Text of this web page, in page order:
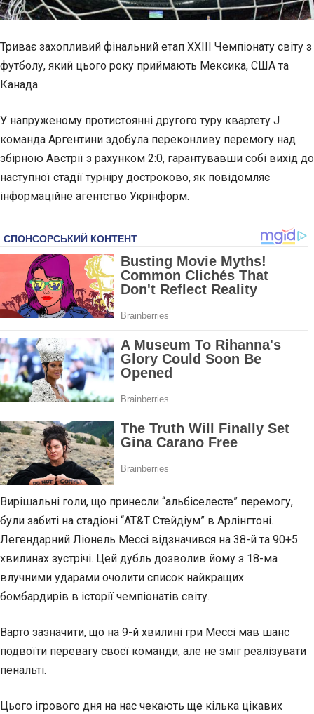
Триває захопливий фінальний етап XXIII Чемпіонату світу з
футболу, який цього року приймають Мексика, США та
Канада.
У напруженому протистоянні другого туру квартету J
команда Аргентини здобула переконливу перемогу над
збірною Австрії з рахунком 2:0, гарантувавши собі вихід до
наступної стадії турніру достроково, як повідомляє
інформаційне агентство Укрінформ.
Вирішальні голи, що принесли “альбіселесте” перемогу,
були забиті на стадіоні “AT&T Стейдіум” в Арлінгтоні.
Легендарний Ліонель Мессі відзначився на 38-й та 90+5
хвилинах зустрічі. Цей дубль дозволив йому з 18-ма
влучними ударами очолити список найкращих
бомбардирів в історії чемпіонатів світу.
Варто зазначити, що на 9-й хвилині гри Мессі мав шанс
подвоїти перевагу своєї команди, але не зміг реалізувати
пенальті.
Цього ігрового дня на нас чекають ще кілька цікавих